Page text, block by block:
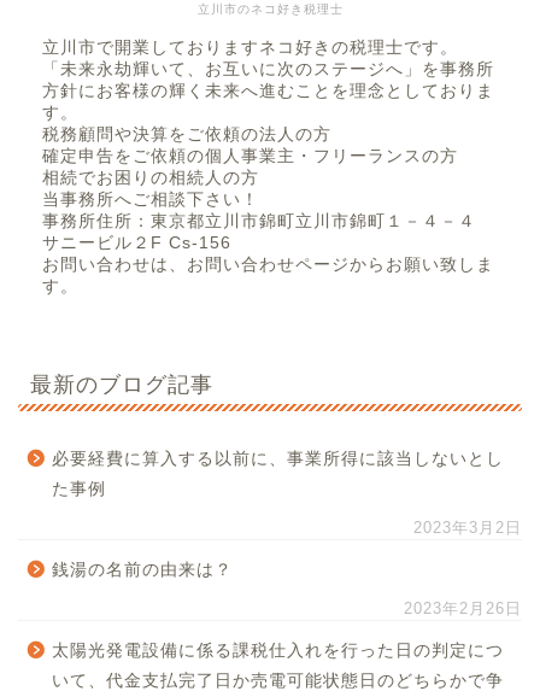
立川市のネコ好き税理士
立川市で開業しておりますネコ好きの税理士です。
「未来永劫輝いて、お互いに次のステージへ」を事務所
方針にお客様の輝く未来へ進むことを理念としておりま
す。
税務顧問や決算をご依頼の法人の方
確定申告をご依頼の個人事業主・フリーランスの方
相続でお困りの相続人の方
当事務所へご相談下さい！
事務所住所：東京都立川市錦町立川市錦町１－４－４
サニービル２F Cs-156
お問い合わせは、お問い合わせページからお願い致しま
す。
最新のブログ記事
必要経費に算入する以前に、事業所得に該当しないとし
た事例
2023年3月2日
銭湯の名前の由来は？
2023年2月26日
太陽光発電設備に係る課税仕入れを行った日の判定につ
いて、代金支払完了日か売電可能状態日のどちらかで争